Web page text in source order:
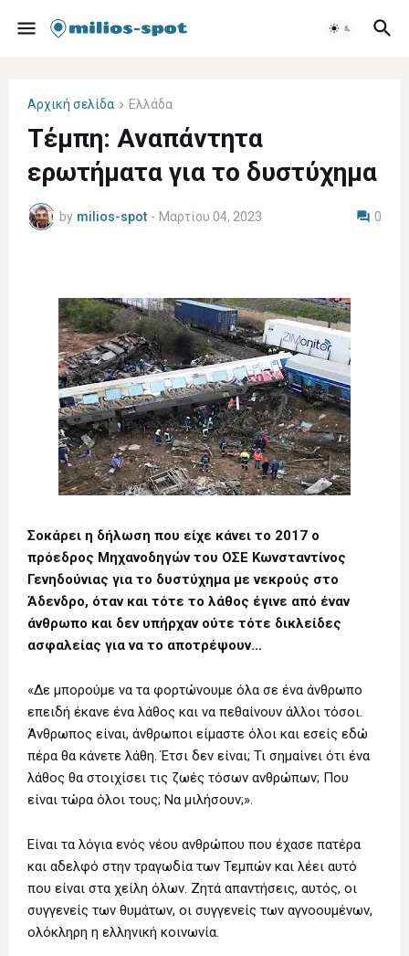
Αρχική σελίδα Ελλάδα
Τέμπη: Αναπάντητα
ερωτήματα για το δυστύχημα
by milios-spot - Μαρτίου 04, 2023 0
Σοκάρει η δήλωση που είχε κάνει το 2017 ο
πρόεδρος Μηχανοδηγών του ΟΣΕ Κωνσταντίνος
Γενηδούνιας για το δυστύχημα με νεκρούς στο
Άδενδρο, όταν και τότε το λάθος έγινε από έναν
άνθρωπο και δεν υπήρχαν ούτε τότε δικλείδες
ασφαλείας για να το αποτρέψουν...
«Δε μπορούμε να τα φορτώνουμε όλα σε ένα άνθρωπο
επειδή έκανε ένα λάθος και να πεθαίνουν άλλοι τόσοι.
Άνθρωπος είναι, άνθρωποι είμαστε όλοι και εσείς εδώ
πέρα θα κάνετε λάθη. Έτσι δεν είναι; Τι σημαίνει ότι ένα
λάθος θα στοιχίσει τις ζωές τόσων ανθρώπων; Που
είναι τώρα όλοι τους; Να μιλήσουν;».
Είναι τα λόγια ενός νέου ανθρώπου που έχασε πατέρα
και αδελφό στην τραγωδία των Τεμπών και λέει αυτό
που είναι στα χείλη όλων. Ζητά απαντήσεις, αυτός, οι
συγγενείς των θυμάτων, οι συγγενείς των αγνοουμένων,
ολόκληρη η ελληνική κοινωνία.